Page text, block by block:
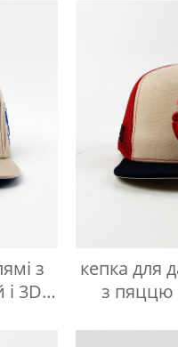
з
3D-
кепка для
з пяццю